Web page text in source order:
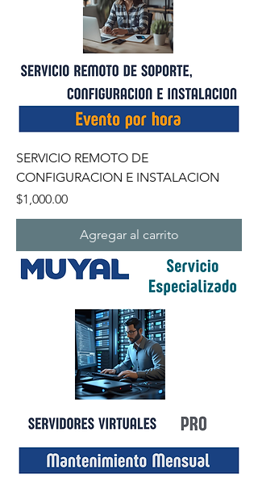
SERVICIO REMOTO DE
CONFIGURACION E INSTALACION
Precio
$1,000.00
Agregar al carrito